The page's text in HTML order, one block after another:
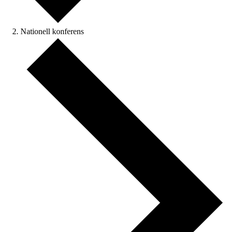
Nationell konferens